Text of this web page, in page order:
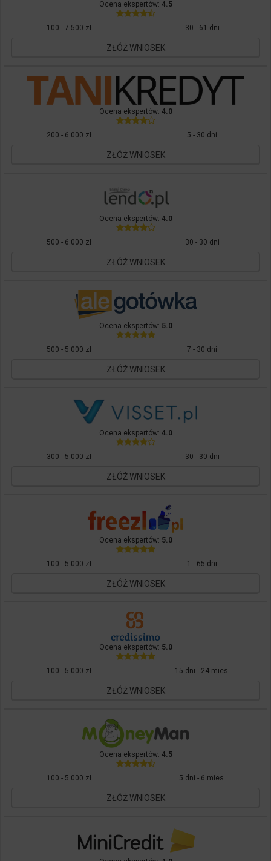
Ocena ekspertów: 4.5
100 - 7.500 zł 30 - 61 dni
ZŁÓŻ WNIOSEK
Ocena ekspertów: 4.0
200 - 6.000 zł 5 - 30 dni
ZŁÓŻ WNIOSEK
Ocena ekspertów: 4.0
500 - 6.000 zł 30 - 30 dni
ZŁÓŻ WNIOSEK
Ocena ekspertów: 5.0
500 - 5.000 zł 7 - 30 dni
ZŁÓŻ WNIOSEK
Ocena ekspertów: 4.0
300 - 5.000 zł 30 - 30 dni
ZŁÓŻ WNIOSEK
Ocena ekspertów: 5.0
100 - 5.000 zł 1 - 65 dni
ZŁÓŻ WNIOSEK
Ocena ekspertów: 5.0
100 - 5.000 zł 15 dni - 24 mies.
ZŁÓŻ WNIOSEK
Ocena ekspertów: 4.5
100 - 5.000 zł 5 dni - 6 mies.
ZŁÓŻ WNIOSEK